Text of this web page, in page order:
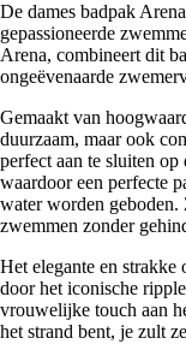
De dames badpak
gepassioneerde
Arena, combineert dit
ongeëvenaarde
Gemaakt van
duurzaam, maar ook
perfect aan te sluiten
waardoor een perfecte
water worden
zwemmen zonder
Het elegante en
door het iconische
vrouwelijke touch aan
het strand bent, je zult